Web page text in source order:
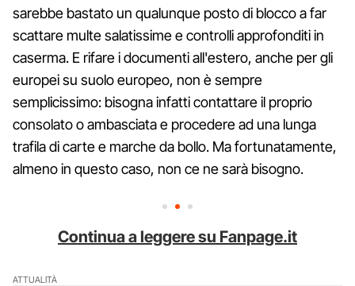
sarebbe bastato un qualunque posto di blocco a far
scattare multe salatissime e controlli approfonditi in
caserma. E rifare i documenti all'estero, anche per gli
europei su suolo europeo, non è sempre
semplicissimo: bisogna infatti contattare il proprio
consolato o ambasciata e procedere ad una lunga
trafila di carte e marche da bollo. Ma fortunatamente,
almeno in questo caso, non ce ne sarà bisogno.
Continua a leggere su Fanpage.it
ATTUALITÀ